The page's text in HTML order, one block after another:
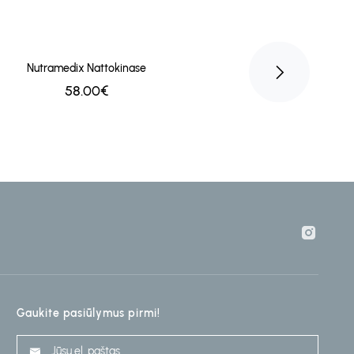
Nutramedix Nattokinase
58.00€
Nutramedix
Gaukite pasiūlymus pirmi!